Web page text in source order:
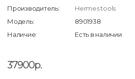
Производитель:
Hermes tools
Модель:
8901938
Наличие:
Есть в наличии
37900р.